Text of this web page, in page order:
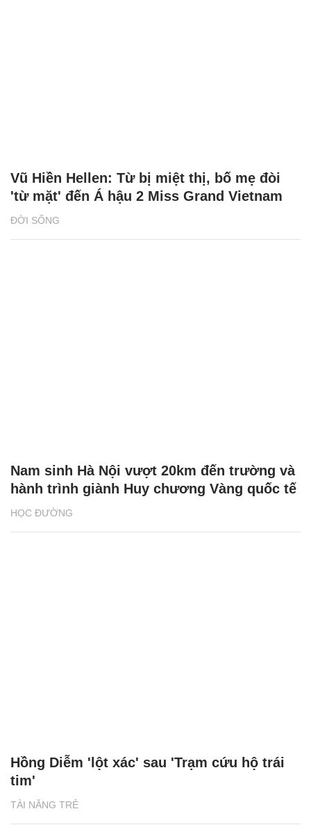
ĐỜI SỐNG
Vũ Hiền Hellen: Từ bị miệt thị, bố mẹ đòi
'từ mặt' đến Á hậu 2 Miss Grand Vietnam
HỌC ĐƯỜNG
Nam sinh Hà Nội vượt 20km đến trường và
hành trình giành Huy chương Vàng quốc tế
TÀI NĂNG TRẺ
Hồng Diễm 'lột xác' sau 'Trạm cứu hộ trái
tim'